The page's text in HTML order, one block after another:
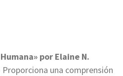
por Elaine N.
Proporciona una comprensión